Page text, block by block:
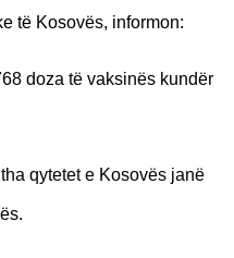
të Kosovës, informon:
doza të vaksinës kundër
qytetet e Kosovës janë